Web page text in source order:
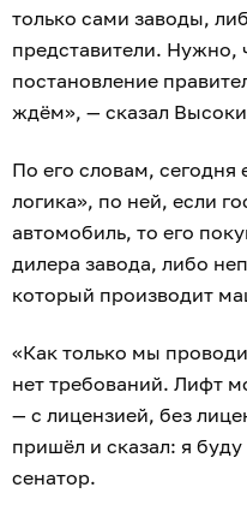
только сами заводы,
представители.
постановление
ждём», — сказал
По его словам, сегодня
логика», по ней, если
автомобиль, то его
дилера завода, либо
который производит
«Как только мы
нет требований. Лифт
— с лицензией, без
пришёл и сказал: я
сенатор.